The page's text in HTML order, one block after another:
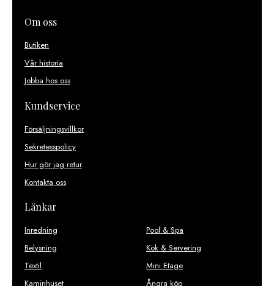
Om oss
Butiken
Vår historia
Jobba hos oss
Kundservice
Försäljningsvillkor
Sekretesspolicy
Hur gör jag retur
Kontakta oss
Länkar
Inredning
Belysning
Textil
Kaminhuset
Pool & Spa
Kök & Servering
Mini Etage
Ångra köp